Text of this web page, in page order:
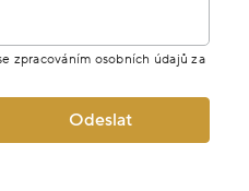
zpracováním osobních údajů za
Odeslat